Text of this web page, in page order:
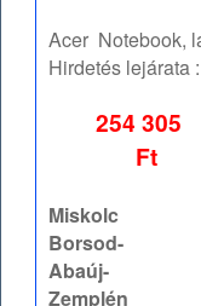
Acer Notebook,
Hirdetés lejárata
254 305
Ft
Miskolc
Borsod-
Abaúj-
Zemplén